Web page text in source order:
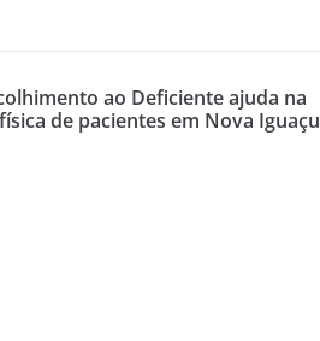
ao Deficiente ajuda na
de pacientes em Nova Iguaçu